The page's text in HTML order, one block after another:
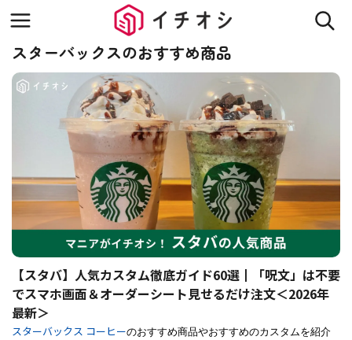
スターバックスのおすすめ商品
【スタバ】人気カスタム徹底ガイド60選┃「呪文」は不要
でスマホ画面＆オーダーシート見せるだけ注文＜2026年
最新＞
スターバックス コーヒーのおすすめ商品やおすすめのカスタムを紹介